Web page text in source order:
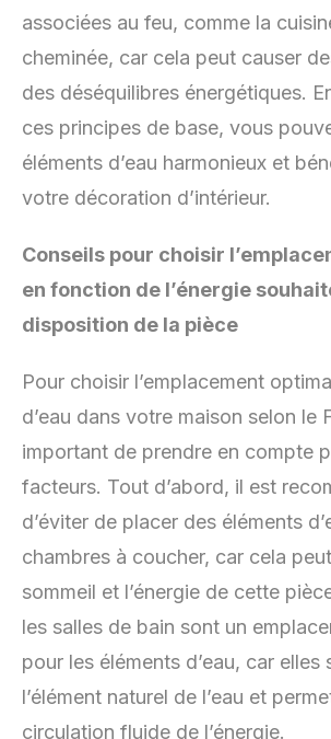
associées au feu, comme la
cheminée, car cela peut causer
des déséquilibres énergétiques.
ces principes de base, vous
éléments d’eau harmonieux et
votre décoration d’intérieur.
Conseils pour choisir
en fonction de l’énergie
disposition de la pièce
Pour choisir l’emplacement
d’eau dans votre maison selon le
important de prendre en compte
facteurs. Tout d’abord, il est
d’éviter de placer des éléments
chambres à coucher, car cela
sommeil et l’énergie de cette
les salles de bain sont un
pour les éléments d’eau, car elles
l’élément naturel de l’eau et
circulation fluide de l’énergie.